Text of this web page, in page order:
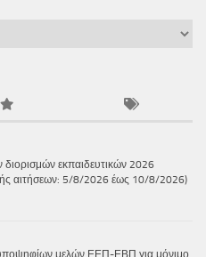
εκπαιδευτικών 2026
αιτήσεων: 5/8/2026 έως 10/8/2026)
μελών ΕΕΠ-ΕΒΠ για μόνιμο